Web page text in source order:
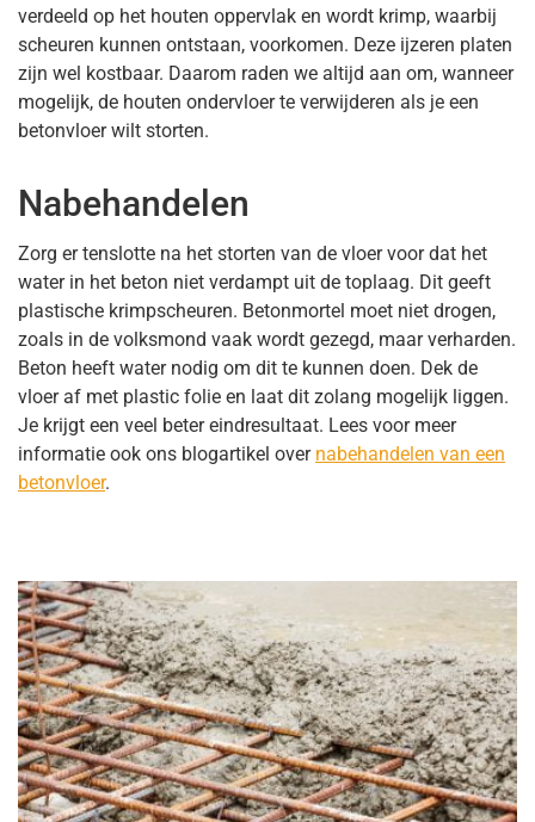
verdeeld op het houten oppervlak en wordt krimp, waarbij
scheuren kunnen ontstaan, voorkomen. Deze ijzeren platen
zijn wel kostbaar. Daarom raden we altijd aan om, wanneer
mogelijk, de houten ondervloer te verwijderen als je een
betonvloer wilt storten.
Nabehandelen
Zorg er tenslotte na het storten van de vloer voor dat het
water in het beton niet verdampt uit de toplaag. Dit geeft
plastische krimpscheuren. Betonmortel moet niet drogen,
zoals in de volksmond vaak wordt gezegd, maar verharden.
Beton heeft water nodig om dit te kunnen doen. Dek de
vloer af met plastic folie en laat dit zolang mogelijk liggen.
Je krijgt een veel beter eindresultaat. Lees voor meer
informatie ook ons blogartikel over nabehandelen van een
betonvloer.